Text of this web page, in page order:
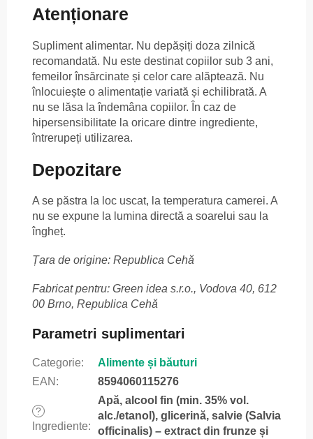
Atenționare
Supliment alimentar. Nu depășiți doza zilnică
recomandată. Nu este destinat copiilor sub 3 ani,
femeilor însărcinate și celor care alăptează. Nu
înlocuiește o alimentație variată și echilibrată. A
nu se lăsa la îndemâna copiilor. În caz de
hipersensibilitate la oricare dintre ingrediente,
întrerupeți utilizarea.
Depozitare
A se păstra la loc uscat, la temperatura camerei. A
nu se expune la lumina directă a soarelui sau la
îngheț.
Țara de origine: Republica Cehă
Fabricat pentru: Green idea s.r.o., Vodova 40, 612
00 Brno, Republica Cehă
Parametri suplimentari
Categorie:
Alimente și băuturi
EAN : 8594060115276
?
Ingrediente:
Apă, alcool fin (min. 35% vol.
alc./etanol), glicerină, salvie (Salvia
officinalis) – extract din frunze și